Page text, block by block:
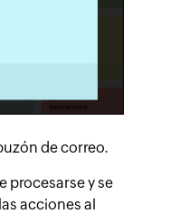
de correo.
procesarse y se
acciones al